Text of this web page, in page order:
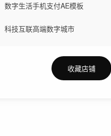
数字生活手机支付AE模板
科技互联高端数字城市
收藏店铺